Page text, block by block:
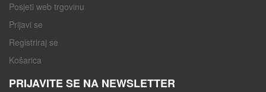
Posjeti web trgovinu
Prijavi se
Registriraj se
Košarica
PRIJAVITE SE NA NEWSLETTER